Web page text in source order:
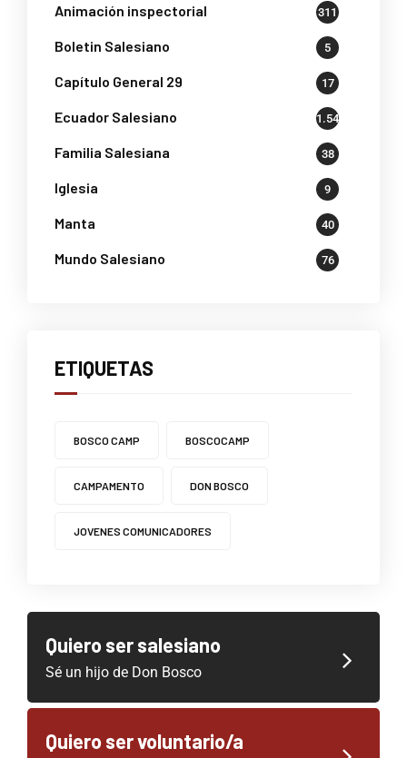
Animación inspectorial 311
Boletin Salesiano 5
Capítulo General 29 17
Ecuador Salesiano 1.541
Familia Salesiana 38
Iglesia 9
Manta 40
Mundo Salesiano 76
ETIQUETAS
BOSCO CAMP BOSCOCAMP
CAMPAMENTO DON BOSCO
JOVENES COMUNICADORES
Quiero ser salesiano
Sé un hijo de Don Bosco
Quiero ser voluntario/a